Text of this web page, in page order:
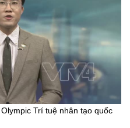
Trí tuệ nhân tạo quốc